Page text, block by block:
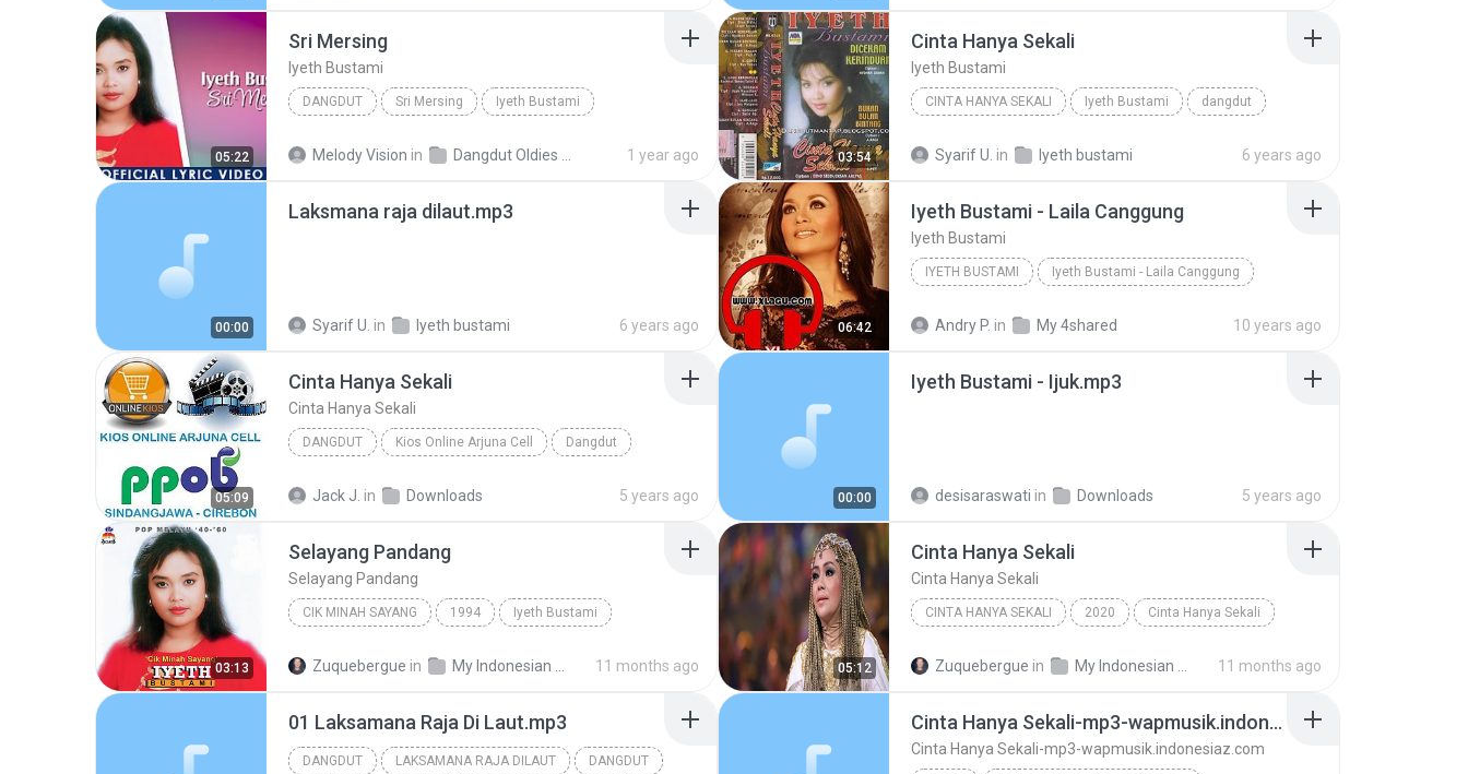
05:22
Sri Mersing
Iyeth Bustami
DANGDUT Sri Mersing Iyeth Bustami
Melody Vision in Dangdut Oldies (Upload by Melody Vision) 1 year ago 03:54
Cinta Hanya Sekali
Iyeth Bustami
CINTA HANYA SEKALI Iyeth Bustami dangdut
Syarif U. in Iyeth bustami 6 years ago
00:00
Laksmana raja dilaut.mp3
Syarif U. in Iyeth bustami 6 years ago 06:42
Iyeth Bustami - Laila Canggung
Iyeth Bustami
IYETH BUSTAMI Iyeth Bustami - Laila Canggung
Andry P. in My 4shared 10 years ago
05:09
Cinta Hanya Sekali
Cinta Hanya Sekali
DANGDUT Kios Online Arjuna Cell Dangdut
Jack J. in Downloads 5 years ago 00:00
Iyeth Bustami - Ijuk.mp3
desisaraswati in Downloads 5 years ago
03:13
Selayang Pandang
Selayang Pandang
CIK MINAH SAYANG 1994 Iyeth Bustami
Zuquebergue in 11 months ago 05:12
Cinta Hanya Sekali
Cinta Hanya Sekali
CINTA HANYA SEKALI 2020 Cinta Hanya Sekali
Zuquebergue in 11 months ago
01 Laksamana Raja Di Laut.mp3
DANGDUT LAKSAMANA RAJA DILAUT DANGDUT
Cinta Hanya Sekali-mp3-wapmusik.indonesiaz.com
Cinta Hanya Sekali-mp3-wapmusik.indonesiaz.com